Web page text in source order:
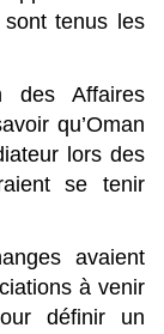
tenus les
des Affaires
qu’Oman
lors des
se tenir
avaient
à venir
définir un